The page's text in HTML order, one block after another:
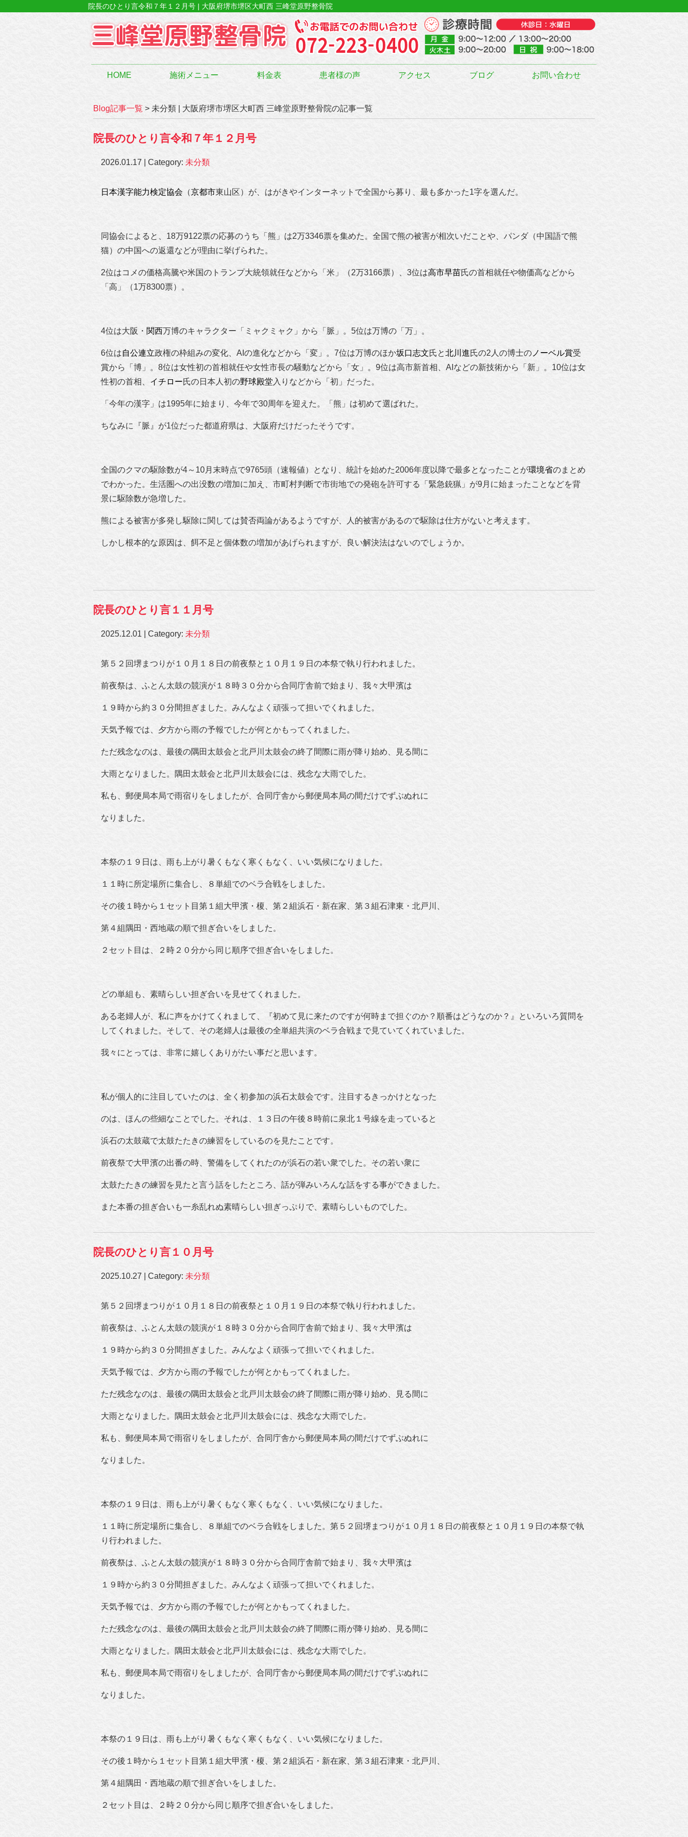
院長のひとり言令和７年１２月号 | 大阪府堺市堺区大町西 三峰堂原野整骨院
HOME 施術メニュー 料金表 患者様の声 アクセス ブログ お問い合わせ
Blog記事一覧 > 未分類 | 大阪府堺市堺区大町西 三峰堂原野整骨院の記事一覧
院長のひとり言令和７年１２月号
2026.01.17 | Category: 未分類
日本漢字能力検定協会 （京都市東山区）が、はがきやインターネットで全国から募り、最も多かった1字を選んだ。
同協会によると、18万9122票の応募のうち「熊」は2万3346票を集めた。全国で熊の被害が相次いだことや、パンダ（中国語で熊
猫）の中国への返還などが理由に挙げられた。
2位はコメの価格高騰や米国のトランプ大統領就任などから「米」（2万3166票）、3位は高市早苗氏の首相就任や物価高などから
「高」（1万8300票）。
4位は大阪・ 関西万博のキャラクター「ミャクミャク」から「脈」。5位は万博の「万」。
6位は自公連立政権の枠組みの変化、AIの進化などから「変」。7位は万博のほか坂口志文氏と北川進氏の2人の博士の ノーベル賞受
賞から「博」。8位は女性初の首相就任や女性市長の騒動などから「女」。9位は高市新首相、AIなどの新技術から「新」。10位は女
性初の首相、 イチロー氏の日本人初の野球殿堂 入りなどから「初」だった。
「今年の漢字」は1995年に始まり、今年で30周年を迎えた。「熊」は初めて選ばれた。
ちなみに『脈』が1位だった都道府県は、大阪府だけだったそうです。
全国のクマの駆除数が4～10月末時点で9765頭（速報値）となり、統計を始めた2006年度以降で最多となったことが環境省のまとめ
でわかった。生活圏への出没数の増加に加え、市町村判断で市街地での発砲を許可する「緊急銃猟」が9月に始まったことなどを背
景に駆除数が急増した。
熊による被害が多発し駆除に関しては賛否両論があるようですが、人的被害があるので駆除は仕方がないと考えます。
しかし根本的な原因は、餌不足と個体数の増加があげられますが、良い解決法はないのでしょうか。
院長のひとり言１１月号
2025.12.01 | Category: 未分類
第５２回堺まつりが１０月１８日の前夜祭と１０月１９日の本祭で執り行われました。
前夜祭は、ふとん太鼓の競演が１８時３０分から合同庁舎前で始まり、我々大甲濱は
１９時から約３０分間担ぎました。みんなよく頑張って担いでくれました。
天気予報では、夕方から雨の予報でしたが何とかもってくれました。
ただ残念なのは、最後の隅田太鼓会と北戸川太鼓会の終了間際に雨が降り始め、見る間に
大雨となりました。隅田太鼓会と北戸川太鼓会には、残念な大雨でした。
私も、郵便局本局で雨宿りをしましたが、合同庁舎から郵便局本局の間だけでずぶぬれに
なりました。
本祭の１９日は、雨も上がり暑くもなく寒くもなく、いい気候になりました。
１１時に所定場所に集合し、８単組でのベラ合戦をしました。
その後１時から１セット目第１組大甲濱・榎、第２組浜石・新在家、第３組石津東・北戸川、
第４組隅田・西地蔵の順で担ぎ合いをしました。
２セット目は、２時２０分から同じ順序で担ぎ合いをしました。
どの単組も、素晴らしい担ぎ合いを見せてくれました。
ある老婦人が、私に声をかけてくれまして、『初めて見に来たのですが何時まで担ぐのか？順番はどうなのか？』といろいろ質問を
してくれました。そして、その老婦人は最後の全単組共演のベラ合戦まで見ていてくれていました。
我々にとっては、非常に嬉しくありがたい事だと思います。
私が個人的に注目していたのは、全く初参加の浜石太鼓会です。注目するきっかけとなった
のは、ほんの些細なことでした。それは、１３日の午後８時前に泉北１号線を走っていると
浜石の太鼓蔵で太鼓たたきの練習をしているのを見たことです。
前夜祭で大甲濱の出番の時、警備をしてくれたのが浜石の若い衆でした。その若い衆に
太鼓たたきの練習を見たと言う話をしたところ、話が弾みいろんな話をする事ができました。
また本番の担ぎ合いも一糸乱れぬ素晴らしい担ぎっぷりで、素晴らしいものでした。
院長のひとり言１０月号
2025.10.27 | Category: 未分類
第５２回堺まつりが１０月１８日の前夜祭と１０月１９日の本祭で執り行われました。
前夜祭は、ふとん太鼓の競演が１８時３０分から合同庁舎前で始まり、我々大甲濱は
１９時から約３０分間担ぎました。みんなよく頑張って担いでくれました。
天気予報では、夕方から雨の予報でしたが何とかもってくれました。
ただ残念なのは、最後の隅田太鼓会と北戸川太鼓会の終了間際に雨が降り始め、見る間に
大雨となりました。隅田太鼓会と北戸川太鼓会には、残念な大雨でした。
私も、郵便局本局で雨宿りをしましたが、合同庁舎から郵便局本局の間だけでずぶぬれに
なりました。
本祭の１９日は、雨も上がり暑くもなく寒くもなく、いい気候になりました。
１１時に所定場所に集合し、８単組でのベラ合戦をしました。第５２回堺まつりが１０月１８日の前夜祭と１０月１９日の本祭で執
り行われました。
前夜祭は、ふとん太鼓の競演が１８時３０分から合同庁舎前で始まり、我々大甲濱は
１９時から約３０分間担ぎました。みんなよく頑張って担いでくれました。
天気予報では、夕方から雨の予報でしたが何とかもってくれました。
ただ残念なのは、最後の隅田太鼓会と北戸川太鼓会の終了間際に雨が降り始め、見る間に
大雨となりました。隅田太鼓会と北戸川太鼓会には、残念な大雨でした。
私も、郵便局本局で雨宿りをしましたが、合同庁舎から郵便局本局の間だけでずぶぬれに
なりました。
本祭の１９日は、雨も上がり暑くもなく寒くもなく、いい気候になりました。
その後１時から１セット目第１組大甲濱・榎、第２組浜石・新在家、第３組石津東・北戸川、
第４組隅田・西地蔵の順で担ぎ合いをしました。
２セット目は、２時２０分から同じ順序で担ぎ合いをしました。